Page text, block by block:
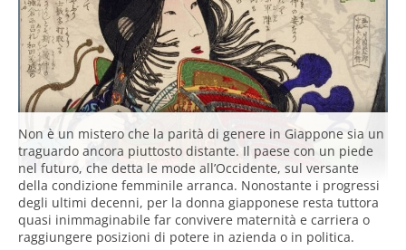
Non è un mistero che la parità di genere in Giappone sia un
traguardo ancora piuttosto distante. Il paese con un piede
nel futuro, che detta le mode all’Occidente, sul versante
della condizione femminile arranca. Nonostante i progressi
degli ultimi decenni, per la donna giapponese resta tuttora
quasi inimmaginabile far convivere maternità e carriera o
raggiungere posizioni di potere in azienda o in politica.